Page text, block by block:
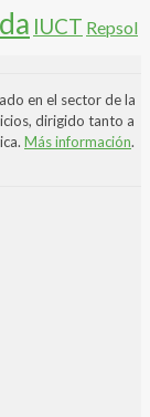
IUCT Repsol
en el sector de la
dirigido tanto a
Más información.